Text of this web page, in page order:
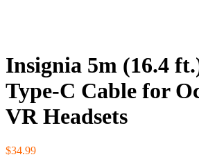
Insignia 5m (16.4
Type-C Cable for
VR Headsets
$34.99